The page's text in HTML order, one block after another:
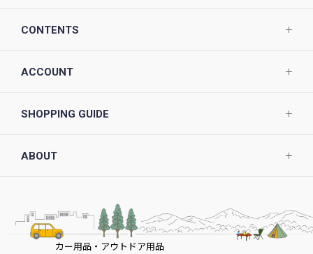
CONTENTS
ACCOUNT
SHOPPING GUIDE
ABOUT
カー用品・アウトドア用品